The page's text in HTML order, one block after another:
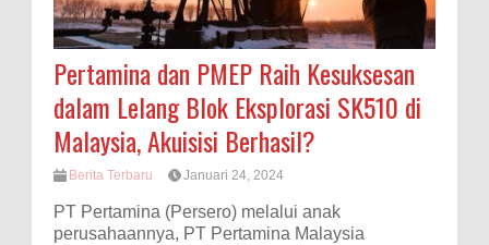
Pertamina dan PMEP Raih Kesuksesan
dalam Lelang Blok Eksplorasi SK510 di
Malaysia, Akuisisi Berhasil?
Berita Terbaru Januari 24, 2024
PT Pertamina (Persero) melalui anak
perusahaannya, PT Pertamina Malaysia